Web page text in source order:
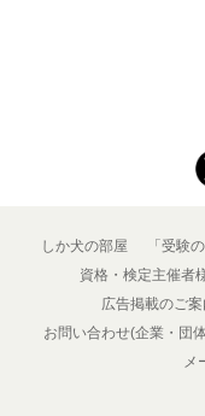
しか犬の部屋 「受験
資格・検定主催者
広告掲載のご案
お問い合わせ(企業・団
メ